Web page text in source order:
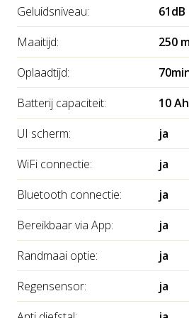
worden gekoppeld aan smart
Alexa en Google Assistant.
Wilt u meer informatie over deze
danvrijblijvend contactmet ons
Geluidsniveau:
61dB
Maaitijd:
250
Oplaadtijd:
Batterij capaciteit:
10 Ah
UI scherm:
ja
WiFi connectie:
ja
Bluetooth connectie:
ja
Bereikbaar via App:
ja
Randmaai optie:
ja
Regensensor:
ja